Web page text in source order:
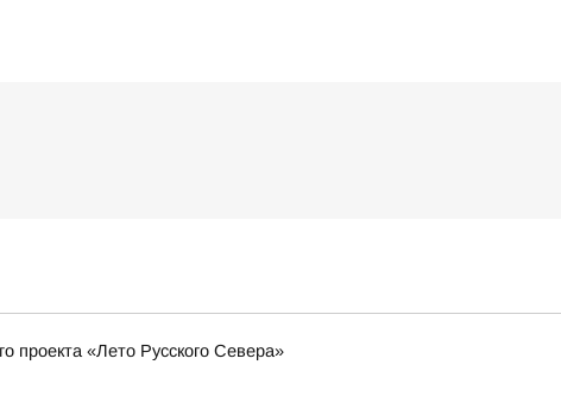
проекта «Лето Русского Севера»